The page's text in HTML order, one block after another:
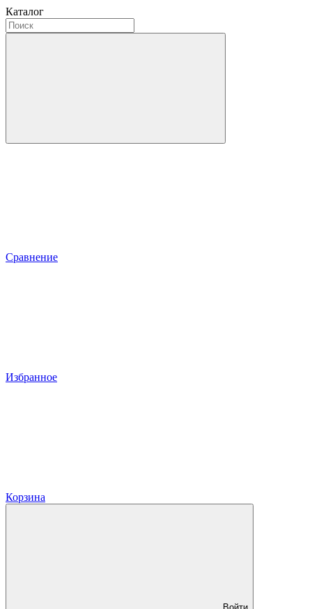
Каталог
Сравнение
Избранное
Корзина